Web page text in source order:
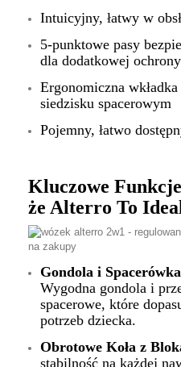
Intuicyjny, łatwy w
5-punktowe pasy
dla dodatkowej ochrony
Ergonomiczna
siedzisku spacerowym
Pojemny, łatwo
Kluczowe
że Alterro To
Gondola i
Wygodna gondola i
spacerowe, które
potrzeb dziecka.
Obrotowe Koła z
stabilność na każdej